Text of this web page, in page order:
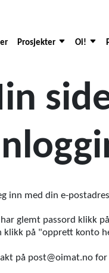
Prosjekter Oi!
inn med din e-
glemt passord klikk
klikk på "opprett konto
på post@oimat.no for